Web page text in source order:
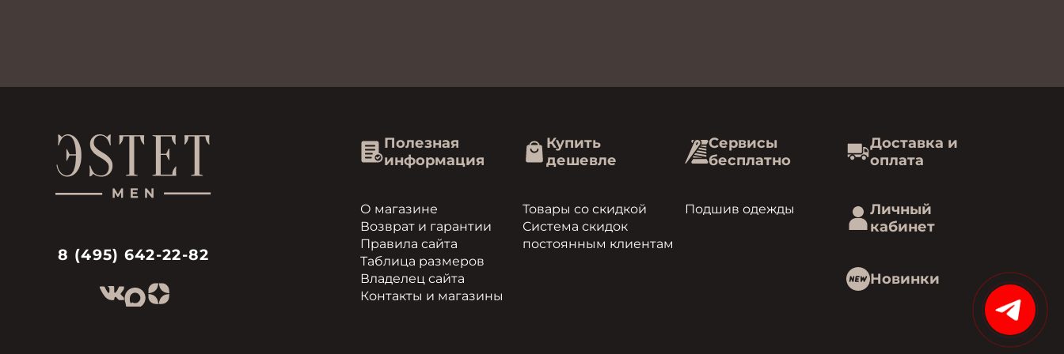
8 (495) 642-22-82
Полезная
информация
О магазине
Возврат и гарантии
Правила сайта
Таблица размеров
Владелец сайта
Контакты и магазины
Купить
дешевле
Товары со скидкой
Система скидок
постоянным клиентам
Сервисы
бесплатно
Подшив одежды
Доставка и
оплата
Личный
кабинет
Новинки
15%